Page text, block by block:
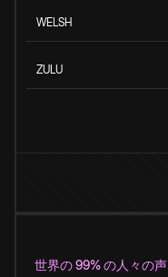
WELSH
ZULU
世界の 99% の人々の声